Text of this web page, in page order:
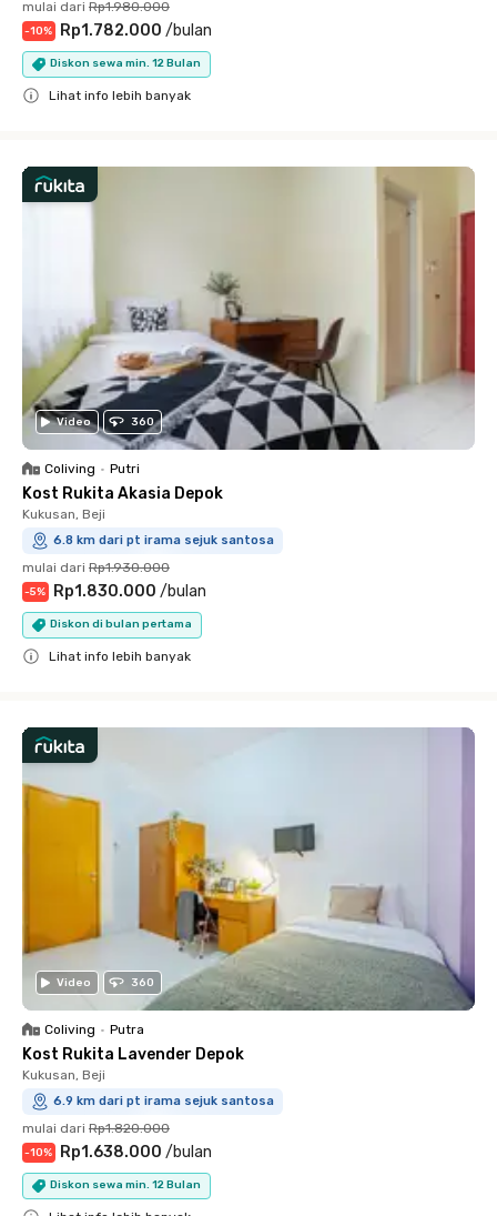
mulai dari Rp1.980.000
-10% Rp1.782.000 /bulan
Diskon sewa min. 12 Bulan
Lihat info lebih banyak
Video 360
Coliving • Putri
Kost Rukita Akasia Depok
Kukusan, Beji
6.8 km dari pt irama sejuk santosa
mulai dari Rp1.930.000
-5% Rp1.830.000 /bulan
Diskon di bulan pertama
Lihat info lebih banyak
Video 360
Coliving • Putra
Kost Rukita Lavender Depok
Kukusan, Beji
6.9 km dari pt irama sejuk santosa
mulai dari Rp1.820.000
-10% Rp1.638.000 /bulan
Diskon sewa min. 12 Bulan